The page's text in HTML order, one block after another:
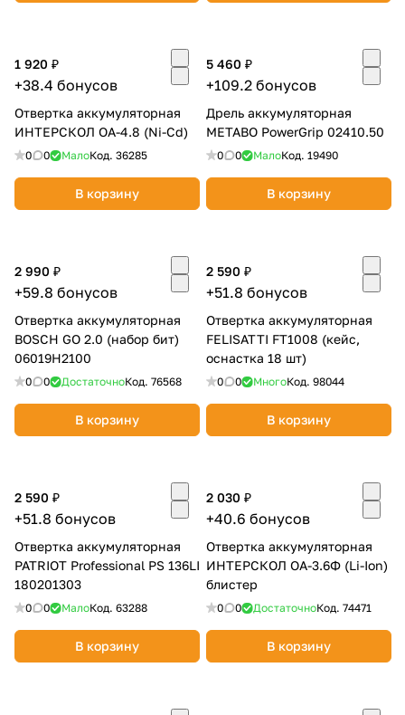
1 920 ₽
+38.4 бонусов
Отвертка аккумуляторная
ИНТЕРСКОЛ ОА-4.8 (Ni-Cd)
0 0 МалоКод. 36285
В корзину
5 460 ₽
+109.2 бонусов
Дрель аккумуляторная
METABO PowerGrip 02410.50
0 0 МалоКод. 19490
В корзину
2 990 ₽
+59.8 бонусов
Отвертка аккумуляторная
BOSCH GO 2.0 (набор бит)
06019H2100
0 0 ДостаточноКод. 76568
В корзину
2 590 ₽
+51.8 бонусов
Отвертка аккумуляторная
FELISATTI FT1008 (кейс,
оснастка 18 шт)
0 0 МногоКод. 98044
В корзину
2 590 ₽
+51.8 бонусов
Отвертка аккумуляторная
PATRIOT Professional PS 136LI
180201303
0 0 МалоКод. 63288
В корзину
2 030 ₽
+40.6 бонусов
Отвертка аккумуляторная
ИНТЕРСКОЛ ОА-3.6Ф (Li-Ion)
блистер
0 0 ДостаточноКод. 74471
В корзину
раз в 2 недели